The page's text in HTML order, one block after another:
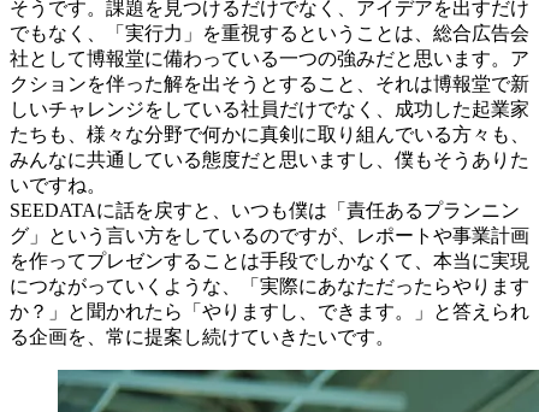
そうです。課題を見つけるだけでなく、アイデアを出すだけ
でもなく、「実行力」を重視するということは、総合広告会
社として博報堂に備わっている一つの強みだと思います。ア
クションを伴った解を出そうとすること、それは博報堂で新
しいチャレンジをしている社員だけでなく、成功した起業家
たちも、様々な分野で何かに真剣に取り組んでいる方々も、
みんなに共通している態度だと思いますし、僕もそうありた
いですね。
SEEDATAに話を戻すと、いつも僕は「責任あるプランニン
グ」という言い方をしているのですが、レポートや事業計画
を作ってプレゼンすることは手段でしかなくて、本当に実現
につながっていくような、「実際にあなただったらやります
か？」と聞かれたら「やりますし、できます。」と答えられ
る企画を、常に提案し続けていきたいです。